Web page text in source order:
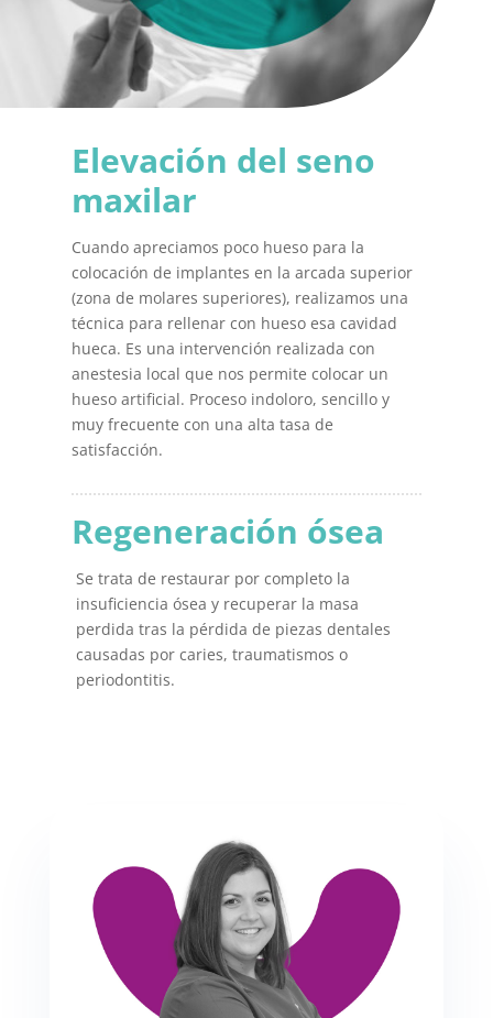
Elevación del seno
maxilar
Cuando apreciamos poco hueso para la
colocación de implantes en la arcada superior
(zona de molares superiores), realizamos una
técnica para rellenar con hueso esa cavidad
hueca. Es una intervención realizada con
anestesia local que nos permite colocar un
hueso artificial. Proceso indoloro, sencillo y
muy frecuente con una alta tasa de
satisfacción.
Regeneración ósea
Se trata de restaurar por completo la
insuficiencia ósea y recuperar la masa
perdida tras la pérdida de piezas dentales
causadas por caries, traumatismos o
periodontitis.
Dra. Isabel Villalón
Caballero
Licenciada en Odontología por la
Universidad de Granada, gestiona y dirige